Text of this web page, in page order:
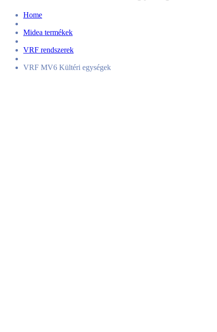
Home
Midea termékek
VRF rendszerek
VRF MV6 Kültéri egységek